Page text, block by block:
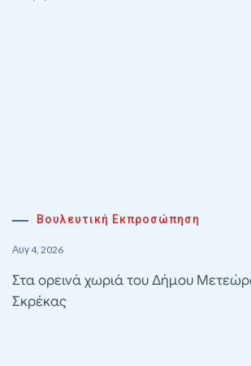
Βουλευτική Εκπροσώπηση
Αυγ 4, 2026
Στα ορεινά χωριά του Δήμου
Σκρέκας